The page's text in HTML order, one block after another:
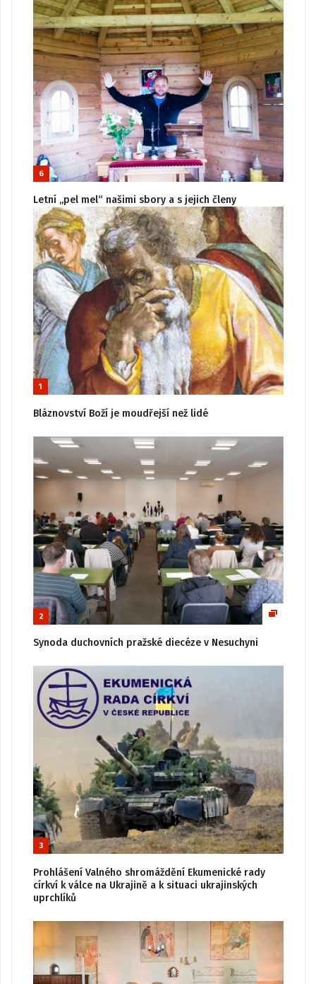
6
Letní „pel mel“ našimi sbory a s jejich členy
1
Bláznovství Boží je moudřejší než lidé
2
Synoda duchovních pražské diecéze v Nesuchyni
3
Prohlášení Valného shromáždění Ekumenické rady
církví k válce na Ukrajině a k situaci ukrajinských
uprchlíků